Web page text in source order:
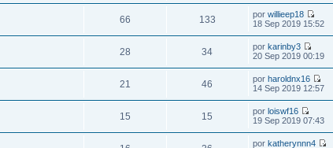
66 133 porwillieep18
18 Sep 2019 15:52
28 34 porkarinby3
20 Sep 2019 00:19
21 46 porharoldnx16
14 Sep 2019 12:57
15 15 porloiswf16
19 Sep 2019 07:43
porkatherynnn4